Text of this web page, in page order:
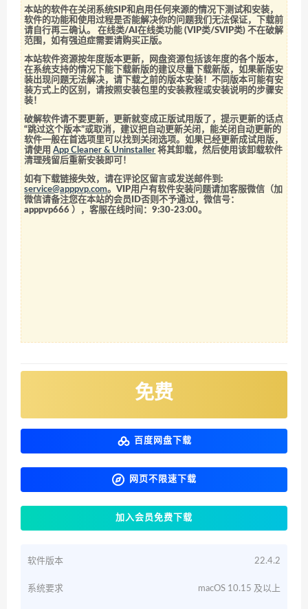
本站的软件在关闭系统SIP和启用任何来源的情况下测试和安装，
软件的功能和使用过程是否能解决你的问题我们无法保证，下载前
请自行再三确认。 在线类/AI在线类功能 (VIP类/SVIP类) 不在破解
范围，如有强迫症需要请购买正版。
本站软件资源按年度版本更新，网盘资源包括该年度的各个版本，
在系统支持的情况下能下载新版的建议尽量下载新版，如果新版安
装出现问题无法解决，请下载之前的版本安装！不同版本可能有安
装方式上的区别，请按照安装包里的安装教程或安装说明的步骤安
装！
破解软件请不要更新，更新就变成正版试用版了，提示更新的话点
“跳过这个版本”或取消，建议把自动更新关闭，能关闭自动更新的
软件一般在首选项里可以找到关闭选项。如果已经更新成试用版，
请使用App Cleaner & Uninstaller 将其卸载，然后使用该卸载软件
清理残留后重新安装即可！
如有下载链接失效，请在评论区留言或发送邮件到:
service@apppvp.com。VIP用户有软件安装问题请加客服微信（加
微信请备注您在本站的会员ID否则不予通过，微信号：
apppvp666 ），客服在线时间：9:30-23:00。
免费
百度网盘下载
网页不限速下载
加入会员免费下载
软件版本 22.4.2
系统要求 macOS 10.15 及以上